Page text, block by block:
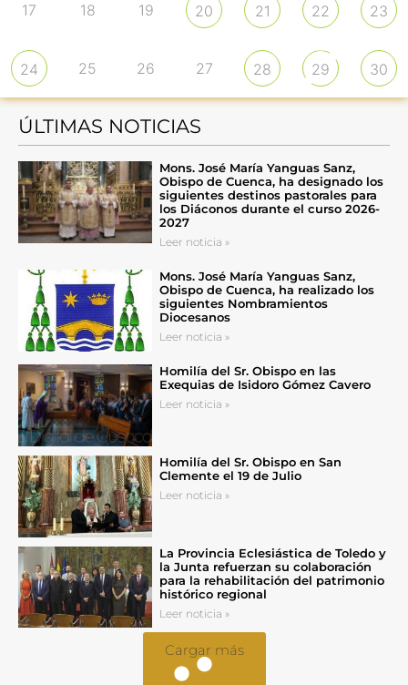
17 18 19 20 21 22 23
24 25 26 27 28 29 30
ÚLTIMAS NOTICIAS
Mons. José María Yanguas Sanz,
Obispo de Cuenca, ha designado los
siguientes destinos pastorales para
los Diáconos durante el curso 2026-
2027
Leer noticia »
Mons. José María Yanguas Sanz,
Obispo de Cuenca, ha realizado los
siguientes Nombramientos
Diocesanos
Leer noticia »
Homilía del Sr. Obispo en las
Exequias de Isidoro Gómez Cavero
Leer noticia »
Homilía del Sr. Obispo en San
Clemente el 19 de Julio
Leer noticia »
La Provincia Eclesiástica de Toledo y
la Junta refuerzan su colaboración
para la rehabilitación del patrimonio
histórico regional
Leer noticia »
Cargar más